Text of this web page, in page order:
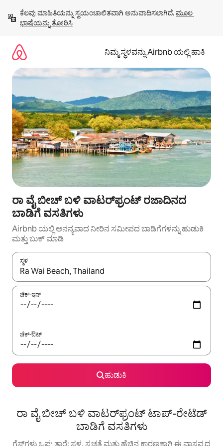
ಹೋಗಿ
ಕೆಲವು ಮಾಹಿತಿಯನ್ನು ಸ್ವಯಂಚಾಲಿತವಾಗಿ ಅನುವಾದಿಸಲಾಗಿದೆ. ಮೂಲ
ಭಾಷೆಯನ್ನು ತೋರಿಸಿ
ನಿಮ್ಮ ಸ್ಥಳವನ್ನು Airbnb ಯಲ್ಲಿ ಹಾಕಿ
ರಾ ವೈ ಬೀಚ್ ಬಳಿ ವಾಟರ್‌ಫ್ರಂಟ್ ರಜಾದಿನದ
ಬಾಡಿಗೆ ವಸತಿಗಳು
Airbnb ಯಲ್ಲಿ ಅನನ್ಯವಾದ ನೀರಿನ ಸಮೀಪದ ಬಾಡಿಗೆಗಳನ್ನು ಹುಡುಕಿ
ಮತ್ತು ಬುಕ್ ಮಾಡಿ
ಸ್ಥಳ
ಫಲಿತಾಂಶಗಳು ಲಭ್ಯವಿರುವಾಗ, ಅಪ್ ಮತ್ತು ಡೌನ್ ಬಾಣದ ಕೀಲಿಗಳೊಂದಿಗೆ
ಚೆಕ್-ಇನ್
ಚೆಕ್-ಔಟ್
ಹುಡುಕಿ
ರಾ ವೈ ಬೀಚ್ ಬಳಿ ವಾಟರ್‌ಫ್ರಂಟ್ ಟಾಪ್-ರೇಟೆಡ್
ಬಾಡಿಗೆ ವಸತಿಗಳು
ಗೆಸ್ಟ್‌ಗಳು ಒಪ್ಪುತ್ತಾರೆ: ಸ್ಥಳ, ಸ್ವಚ್ಛತೆ ಮತ್ತು ಹೆಚ್ಚಿನ ಕಾರಣಕ್ಕಾಗಿ ಈ ವಾಸ್ತವ್ಯದ